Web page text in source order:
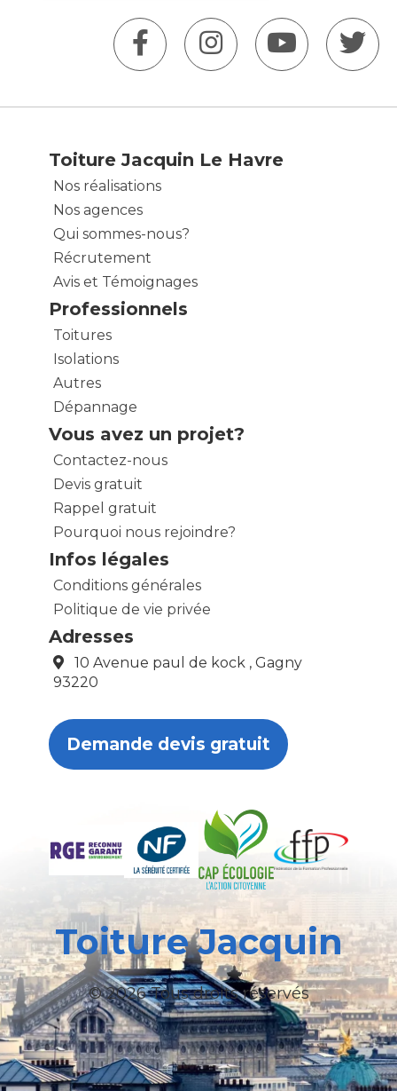
Toiture Jacquin Le Havre
Nos réalisations
Nos agences
Qui sommes-nous?
Récrutement
Avis et Témoignages
Professionnels
Toitures
Isolations
Autres
Dépannage
Vous avez un projet?
Contactez-nous
Devis gratuit
Rappel gratuit
Pourquoi nous rejoindre?
Infos légales
Conditions générales
Politique de vie privée
Adresses
10 Avenue paul de kock , Gagny
93220
Demande devis gratuit
Toiture Jacquin
© 2026 Tous droits réservés